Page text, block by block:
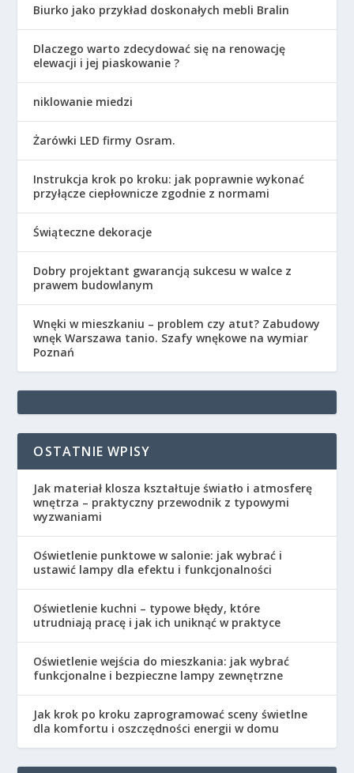
Biurko jako przykład doskonałych mebli Bralin
Dlaczego warto zdecydować się na renowację
elewacji i jej piaskowanie ?
niklowanie miedzi
Żarówki LED firmy Osram.
Instrukcja krok po kroku: jak poprawnie wykonać
przyłącze ciepłownicze zgodnie z normami
Świąteczne dekoracje
Dobry projektant gwarancją sukcesu w walce z
prawem budowlanym
Wnęki w mieszkaniu – problem czy atut? Zabudowy
wnęk Warszawa tanio. Szafy wnękowe na wymiar
Poznań
OSTATNIE WPISY
Jak materiał klosza kształtuje światło i atmosferę
wnętrza – praktyczny przewodnik z typowymi
wyzwaniami
Oświetlenie punktowe w salonie: jak wybrać i
ustawić lampy dla efektu i funkcjonalności
Oświetlenie kuchni – typowe błędy, które
utrudniają pracę i jak ich uniknąć w praktyce
Oświetlenie wejścia do mieszkania: jak wybrać
funkcjonalne i bezpieczne lampy zewnętrzne
Jak krok po kroku zaprogramować sceny świetlne
dla komfortu i oszczędności energii w domu